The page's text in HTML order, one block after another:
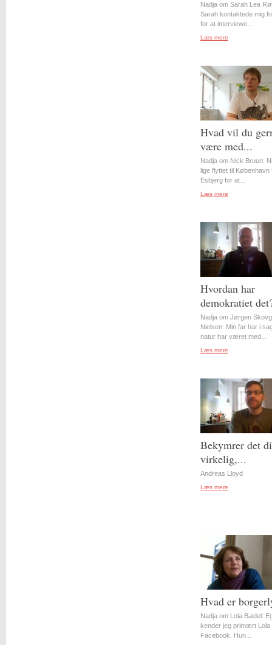
Nadja om Sarah Lea
Sarah kontaktede mig
for at interviewe...
Læs mere
Hvad vil du
være med...
Nadja om Nick Bruun:
lige flyttet til København
Esbjerg for at...
Læs mere
Hvordan har
demokratiet
Nadja om Jørgen
Nielsen: Min far har i
natur har været med...
Læs mere
Bekymrer det
virkelig,...
Andreas Lloyd
Læs mere
Hvad er
Nadja om Lola Baidel:
kender jeg primært Lola
Facebook. Hun...